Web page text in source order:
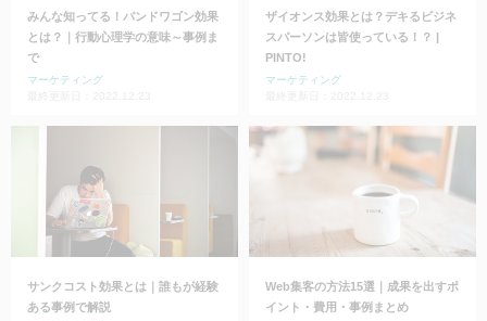
みんな知ってる！バンドワゴン効果
とは？｜行動心理学の意味～事例ま
で
マーケティング
ザイオンス効果とは？デキるビジネ
スパーソンは皆使っている！？ |
PINTO!
マーケティング
サンクコスト効果とは｜誰もが経験
ある事例で解説
Web集客の方法15選｜成果を出すポ
イント・費用・事例まとめ